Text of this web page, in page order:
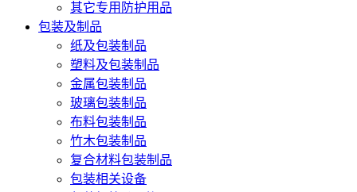
其它专用防护用品
包装及制品
纸及包装制品
塑料及包装制品
金属包装制品
玻璃包装制品
布料包装制品
竹木包装制品
复合材料包装制品
包装相关设备